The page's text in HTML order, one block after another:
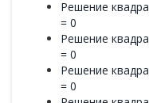
Решение
= 0
Решение
= 0
Решение
= 0